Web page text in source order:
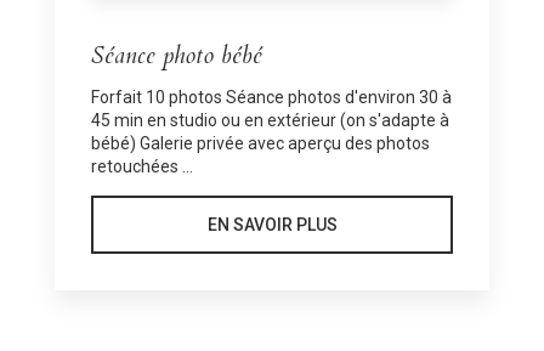
Séance photo bébé
Forfait 10 photos Séance photos d'environ 30 à
45 min en studio ou en extérieur (on s'adapte à
bébé) Galerie privée avec aperçu des photos
retouchées ...
EN SAVOIR PLUS